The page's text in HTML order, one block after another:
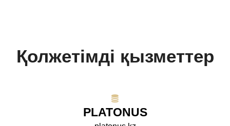
Қолжетімді қызметтер
PLATONUS